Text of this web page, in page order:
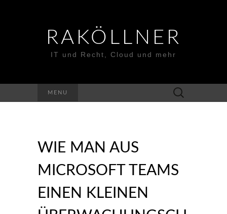
RAKÖLLNER
IT und Recht, Cloud und mehr
MENU
Suchen
nach:
WIE MAN AUS
MICROSOFT TEAMS
EINEN KLEINEN